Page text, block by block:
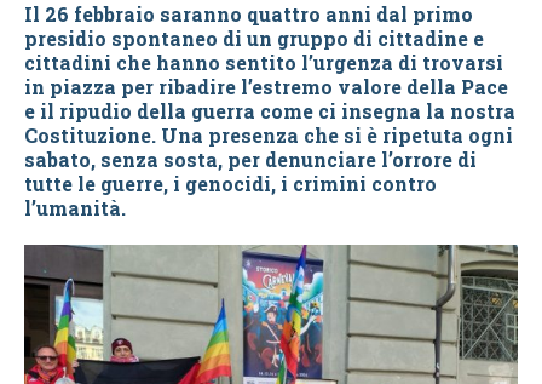
Il 26 febbraio saranno quattro anni dal primo
presidio spontaneo di un gruppo di cittadine e
cittadini che hanno sentito l’urgenza di trovarsi
in piazza per ribadire l’estremo valore della Pace
e il ripudio della guerra come ci insegna la nostra
Costituzione. Una presenza che si è ripetuta ogni
sabato, senza sosta, per denunciare l’orrore di
tutte le guerre, i genocidi, i crimini contro
l’umanità.